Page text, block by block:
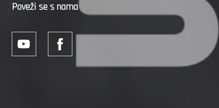
Poveži se s nama